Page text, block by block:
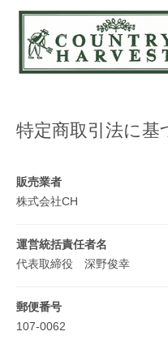
特定商取引法に基
販売業者
株式会社CH
運営統括責任者名
代表取締役 深野俊幸
郵便番号
107-0062